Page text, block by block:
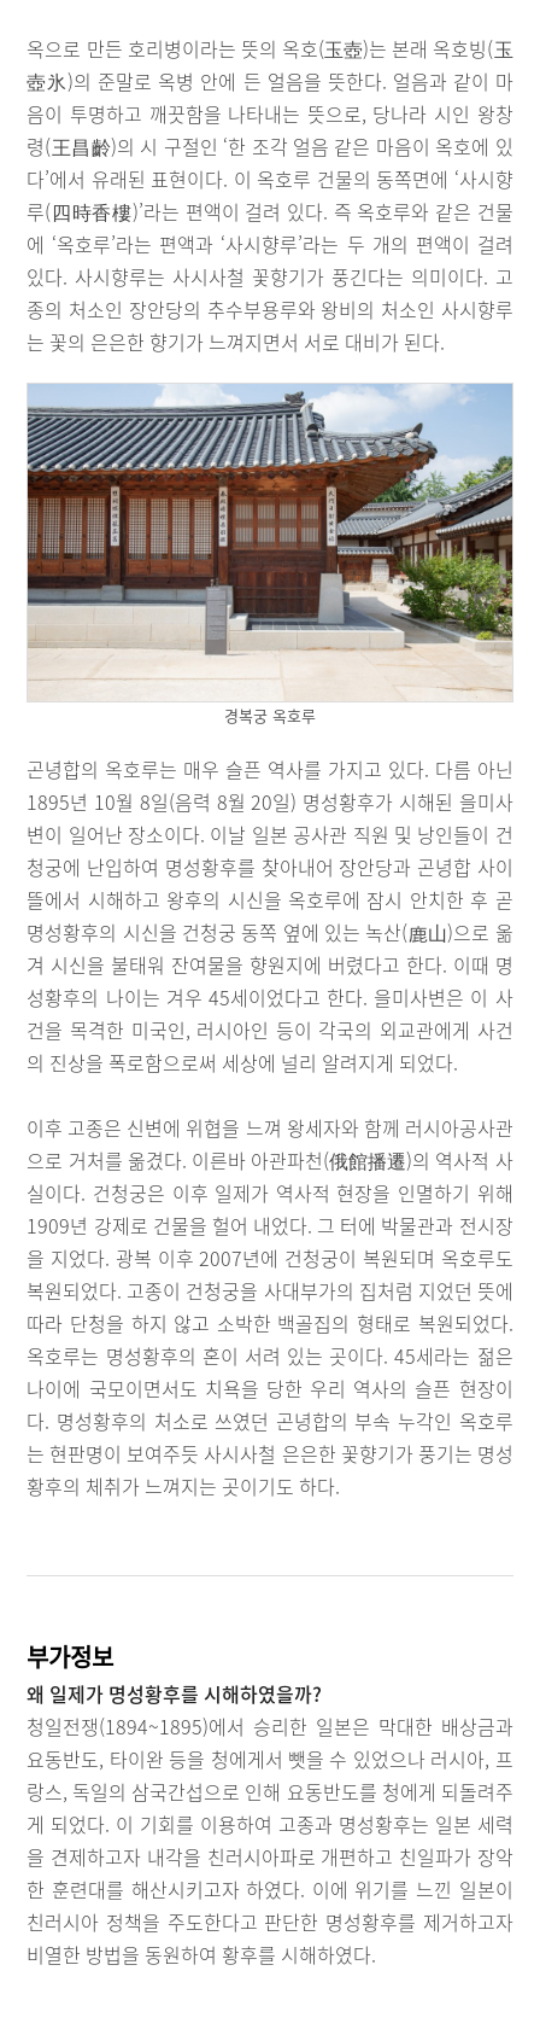
옥으로 만든 호리병이라는 뜻의 옥호(玉壺)는 본래 옥호빙(玉
壺氷)의 준말로 옥병 안에 든 얼음을 뜻한다. 얼음과 같이 마
음이 투명하고 깨끗함을 나타내는 뜻으로, 당나라 시인 왕창
령(王昌齡)의 시 구절인 ‘한 조각 얼음 같은 마음이 옥호에 있
다’에서 유래된 표현이다. 이 옥호루 건물의 동쪽면에 ‘사시향
루(四時香樓)’라는 편액이 걸려 있다. 즉 옥호루와 같은 건물
에 ‘옥호루’라는 편액과 ‘사시향루’라는 두 개의 편액이 걸려
있다. 사시향루는 사시사철 꽃향기가 풍긴다는 의미이다. 고
종의 처소인 장안당의 추수부용루와 왕비의 처소인 사시향루
는 꽃의 은은한 향기가 느껴지면서 서로 대비가 된다.
경복궁 옥호루
곤녕합의 옥호루는 매우 슬픈 역사를 가지고 있다. 다름 아닌
1895년 10월 8일(음력 8월 20일) 명성황후가 시해된 을미사
변이 일어난 장소이다. 이날 일본 공사관 직원 및 낭인들이 건
청궁에 난입하여 명성황후를 찾아내어 장안당과 곤녕합 사이
뜰에서 시해하고 왕후의 시신을 옥호루에 잠시 안치한 후 곧
명성황후의 시신을 건청궁 동쪽 옆에 있는 녹산(鹿山)으로 옮
겨 시신을 불태워 잔여물을 향원지에 버렸다고 한다. 이때 명
성황후의 나이는 겨우 45세이었다고 한다. 을미사변은 이 사
건을 목격한 미국인, 러시아인 등이 각국의 외교관에게 사건
의 진상을 폭로함으로써 세상에 널리 알려지게 되었다.
이후 고종은 신변에 위협을 느껴 왕세자와 함께 러시아공사관
으로 거처를 옮겼다. 이른바 아관파천(俄館播遷)의 역사적 사
실이다. 건청궁은 이후 일제가 역사적 현장을 인멸하기 위해
1909년 강제로 건물을 헐어 내었다. 그 터에 박물관과 전시장
을 지었다. 광복 이후 2007년에 건청궁이 복원되며 옥호루도
복원되었다. 고종이 건청궁을 사대부가의 집처럼 지었던 뜻에
따라 단청을 하지 않고 소박한 백골집의 형태로 복원되었다.
옥호루는 명성황후의 혼이 서려 있는 곳이다. 45세라는 젊은
나이에 국모이면서도 치욕을 당한 우리 역사의 슬픈 현장이
다. 명성황후의 처소로 쓰였던 곤녕합의 부속 누각인 옥호루
는 현판명이 보여주듯 사시사철 은은한 꽃향기가 풍기는 명성
황후의 체취가 느껴지는 곳이기도 하다.
부가정보
왜 일제가 명성황후를 시해하였을까?
청일전쟁(1894~1895)에서 승리한 일본은 막대한 배상금과
요동반도, 타이완 등을 청에게서 뺏을 수 있었으나 러시아, 프
랑스, 독일의 삼국간섭으로 인해 요동반도를 청에게 되돌려주
게 되었다. 이 기회를 이용하여 고종과 명성황후는 일본 세력
을 견제하고자 내각을 친러시아파로 개편하고 친일파가 장악
한 훈련대를 해산시키고자 하였다. 이에 위기를 느낀 일본이
친러시아 정책을 주도한다고 판단한 명성황후를 제거하고자
비열한 방법을 동원하여 황후를 시해하였다.